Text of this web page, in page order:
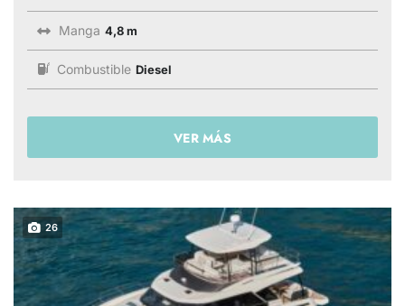
Manga 4,8 m
Combustible Diesel
VER MÁS
26